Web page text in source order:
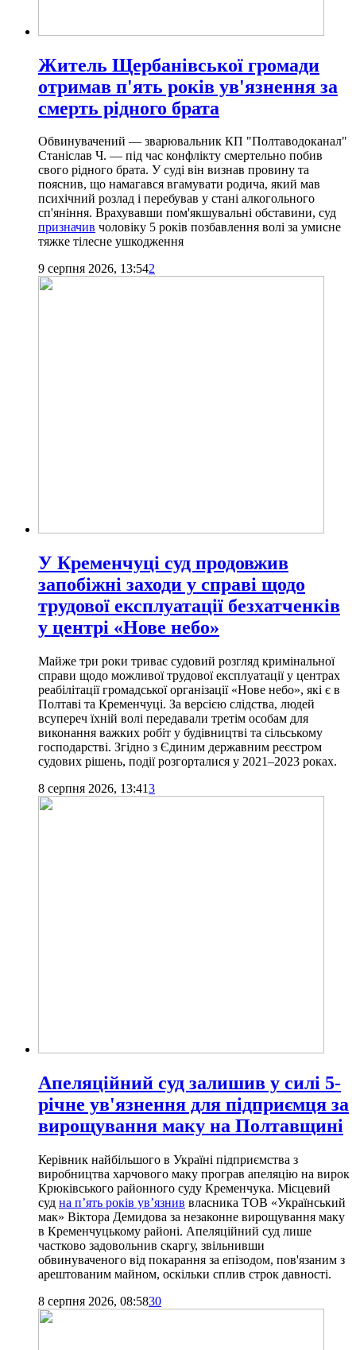
Житель Щербанівської громади
отримав п'ять років ув'язнення за
смерть рідного брата
Обвинувачений — зварювальник КП "Полтаводоканал"
Станіслав Ч. — під час конфлікту смертельно побив
свого рідного брата. У суді він визнав провину та
пояснив, що намагався вгамувати родича, який мав
психічний розлад і перебував у стані алкогольного
сп'яніння. Врахувавши пом'якшувальні обставини, суд
призначив чоловіку 5 років позбавлення волі за умисне
тяжке тілесне ушкодження
9 серпня 2026, 13:542
У Кременчуці суд продовжив
запобіжні заходи у справі щодо
трудової експлуатації безхатченків
у центрі «Нове небо»
Майже три роки триває судовий розгляд кримінальної
справи щодо можливої трудової експлуатації у центрах
реабілітації громадської організації «Нове небо», які є в
Полтаві та Кременчуці. За версією слідства, людей
всупереч їхній волі передавали третім особам для
виконання важких робіт у будівництві та сільському
господарстві. Згідно з Єдиним державним реєстром
судових рішень, події розгорталися у 2021–2023 роках.
8 серпня 2026, 13:413
Апеляційний суд залишив у силі 5-
річне ув'язнення для підприємця за
вирощування маку на Полтавщині
Керівник найбільшого в Україні підприємства з
виробництва харчового маку програв апеляцію на вирок
Крюківського районного суду Кременчука. Місцевий
суд на п’ять років ув’язнив власника ТОВ «Український
мак» Віктора Демидова за незаконне вирощування маку
в Кременчуцькому районі. Апеляційний суд лише
частково задовольнив скаргу, звільнивши
обвинуваченого від покарання за епізодом, пов'язаним з
арештованим майном, оскільки сплив строк давності.
8 серпня 2026, 08:5830